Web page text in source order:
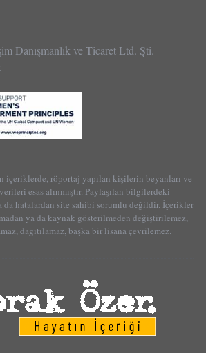
Danışmanlık ve Ticaret Ltd. Şti.
içeriklerde, röportaj yapılan kişilerin beyanları ve
esas alınmıştır. Paylaşılan bilgilerdeki
da hatalardan site sahibi sorumlu değildir. İçerikler
ya da kaynak gösterilmeden değiştirilemez,
dağıtılamaz, başka bir lisana çevrilemez.